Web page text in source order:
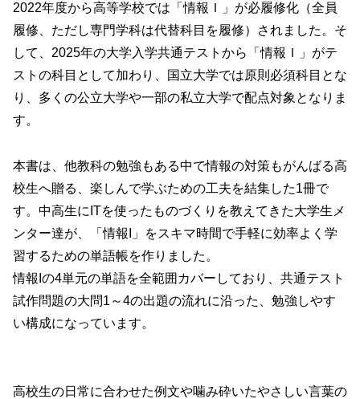
2022年度から高等学校では「情報Ｉ」が必履修化（全員
履修、ただし専門学科は代替科目を履修）されました。そ
して、2025年の大学入学共通テストから「情報Ｉ」がテ
ストの科目として加わり、国立大学では原則必須科目とな
り、多くの公立大学や一部の私立大学で配点対象となりま
す。
本書は、他教科の勉強もある中で情報の対策もがんばる高
校生へ贈る、楽しんで学ぶための工夫を結集した1冊で
す。中高生にITを使ったものづくりを教えてきた大学生メ
ンター達が、「情報I」をスキマ時間で手軽に効率よく学
習するための単語帳を作りました。
情報Iの4単元の単語を全範囲カバーしており、共通テスト
試作問題の大問1～4の出題の流れに沿った、勉強しやす
い構成になっています。
高校生の日常に合わせた例文や噛み砕いたやさしい言葉の